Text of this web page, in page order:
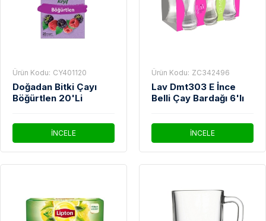
Ürün Kodu: CY401120
Doğadan Bitki Çayı
Böğürtlen 20'Li
İNCELE
Ürün Kodu: ZC342496
Lav Dmt303 E İnce
Belli Çay Bardağı 6'lı
İNCELE